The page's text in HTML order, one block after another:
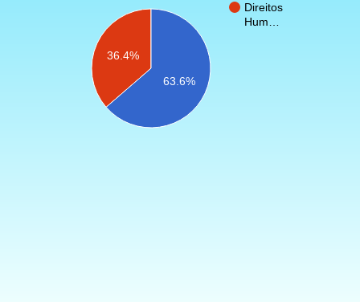
Direitos
Hum…
36.4%
63.6%